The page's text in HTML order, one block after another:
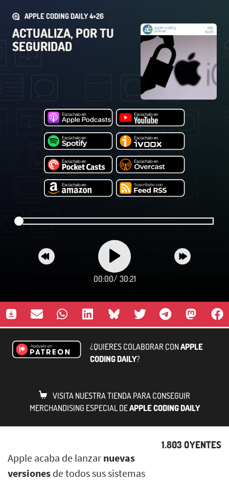
APPLE CODING DAILY 4×26
ACTUALIZA, POR TU
SEGURIDAD
00:00/ 30:21
¿QUIERES COLABORAR CONAPPLE
CODING DAILY?
VISITA NUESTRA TIENDA PARA CONSEGUIR
MERCHANDISING ESPECIAL DEAPPLE CODING DAILY
1.803 OYENTES
Apple acaba de lanzar nuevas
versiones de todos sus sistemas